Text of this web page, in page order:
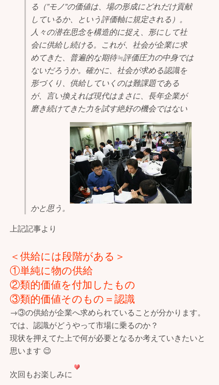
る（”モノ”の価値は、場の形成にどれだけ貢献
しているか、という評価軸に規定される）。
人々の潜在思念を構造的に捉え、形にして社
会に供給し続ける。これが、社会が企業に求
めてきた、普遍的な期待≒評価圧力の中身では
ないだろうか。確かに、社会が求める認識を
形づくり、供給していくのは難課題である
が、言い換えれば現代はまさに、長年企業が
磨き続けてきた力を試す絶好の機会ではない
かと思う。
上記記事より
＜供給には段階がある＞
①単純に物の供給
②類的価値を付加したもの
③類的価値そのもの＝認識
→③の供給が企業へ求められていることが分かります。
では、認識がどうやって市場に乗るのか？
現状を押えてた上で何が必要となるか考えていきたいと
思います 😉
次回もお楽しみに